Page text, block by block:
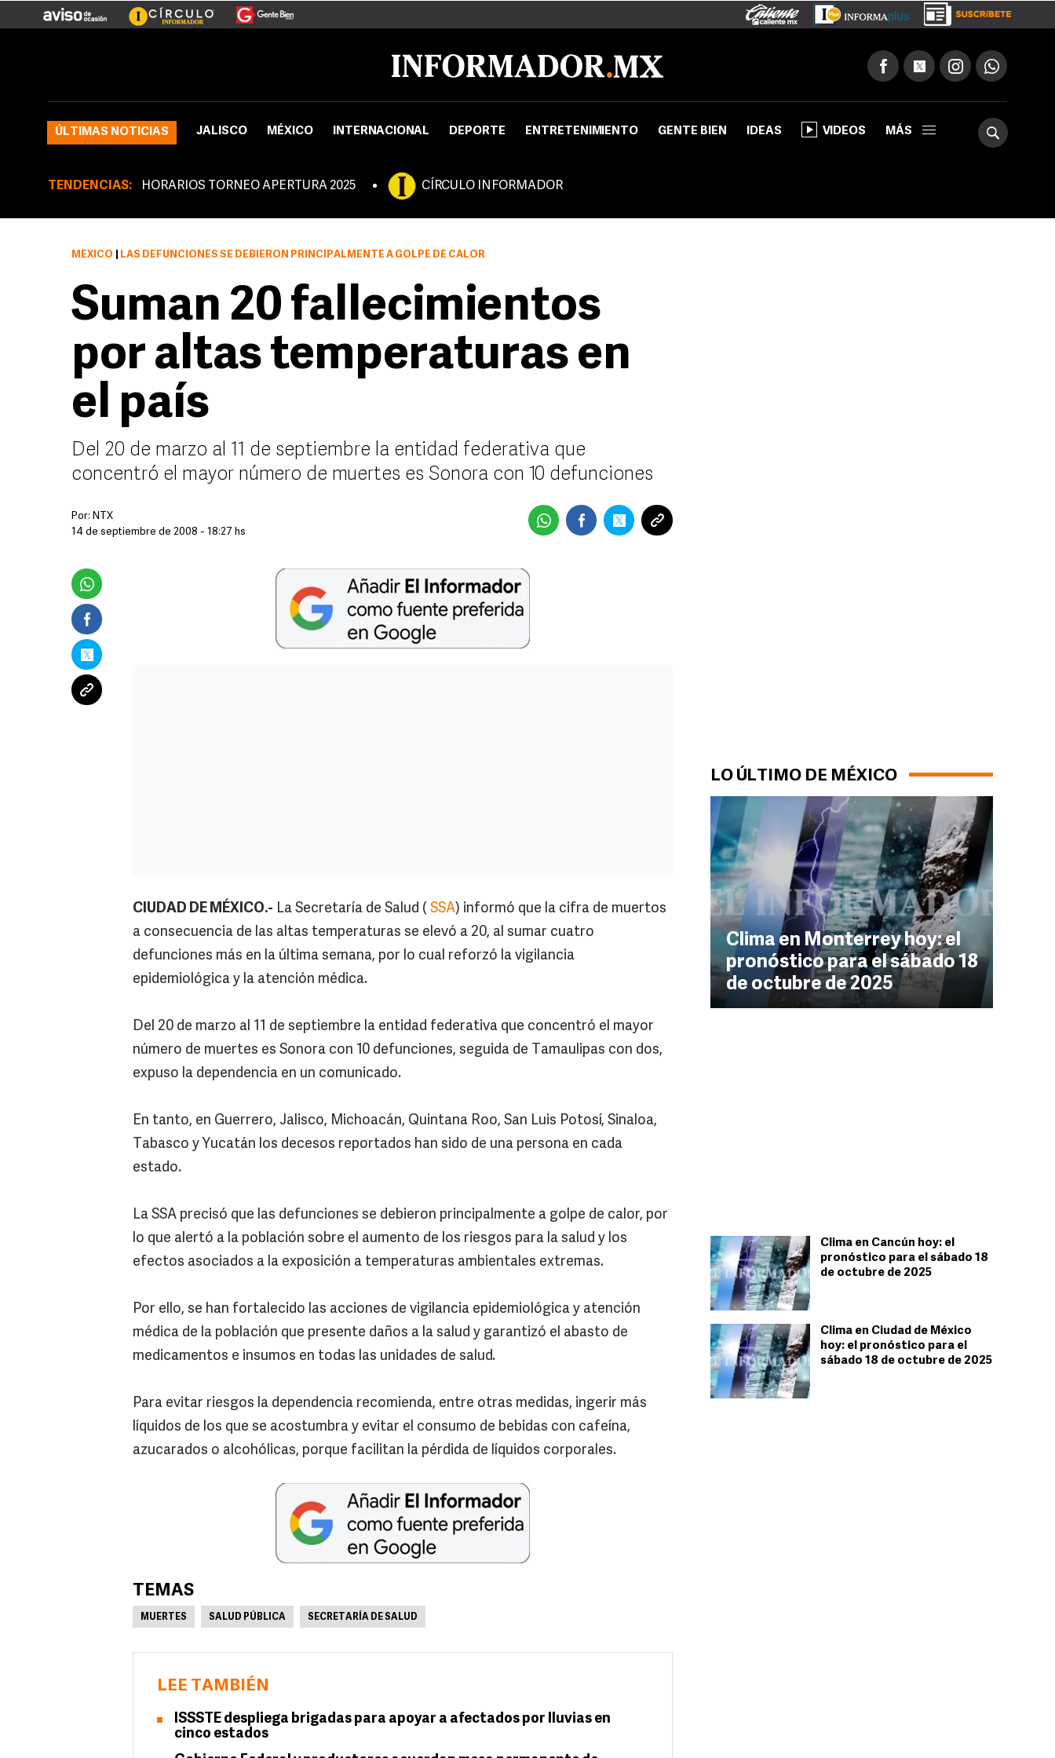
ÚLTIMAS NOTICIAS JALISCO MÉXICO INTERNACIONAL DEPORTE ENTRETENIMIENTO GENTE BIEN IDEAS VIDEOS MÁS
TENDENCIAS: HORARIOS TORNEO APERTURA 2025 CÍRCULO INFORMADOR
LO ÚLTIMO DE MÉXICO
Clima en Monterrey hoy: el
pronóstico para el sábado 18
de octubre de 2025
Clima en Cancún hoy: el
pronóstico para el sábado 18
de octubre de 2025
Clima en Ciudad de México
hoy: el pronóstico para el
sábado 18 de octubre de 2025
MÉXICO LAS DEFUNCIONES SE DEBIERON PRINCIPALMENTE A GOLPE DE CALOR
Suman 20 fallecimientos
por altas temperaturas en
el país
Del 20 de marzo al 11 de septiembre la entidad federativa que
concentró el mayor número de muertes es Sonora con 10 defunciones
Por: NTX
14 de septiembre de 2008 - 18:27 hs
CIUDAD DE MÉXICO.- La Secretaría de Salud ( SSA) informó que la cifra de muertos
a consecuencia de las altas temperaturas se elevó a 20, al sumar cuatro
defunciones más en la última semana, por lo cual reforzó la vigilancia
epidemiológica y la atención médica.
Del 20 de marzo al 11 de septiembre la entidad federativa que concentró el mayor
número de muertes es Sonora con 10 defunciones, seguida de Tamaulipas con dos,
expuso la dependencia en un comunicado.
En tanto, en Guerrero, Jalisco, Michoacán, Quintana Roo, San Luis Potosí, Sinaloa,
Tabasco y Yucatán los decesos reportados han sido de una persona en cada
estado.
La SSA precisó que las defunciones se debieron principalmente a golpe de calor, por
lo que alertó a la población sobre el aumento de los riesgos para la salud y los
efectos asociados a la exposición a temperaturas ambientales extremas.
Por ello, se han fortalecido las acciones de vigilancia epidemiológica y atención
médica de la población que presente daños a la salud y garantizó el abasto de
medicamentos e insumos en todas las unidades de salud.
Para evitar riesgos la dependencia recomienda, entre otras medidas, ingerir más
líquidos de los que se acostumbra y evitar el consumo de bebidas con cafeína,
azucarados o alcohólicas, porque facilitan la pérdida de líquidos corporales.
TEMAS
MUERTES SALUD PÚBLICA SECRETARÍA DE SALUD
LEE TAMBIÉN
ISSSTE despliega brigadas para apoyar a afectados por lluvias en
cinco estados